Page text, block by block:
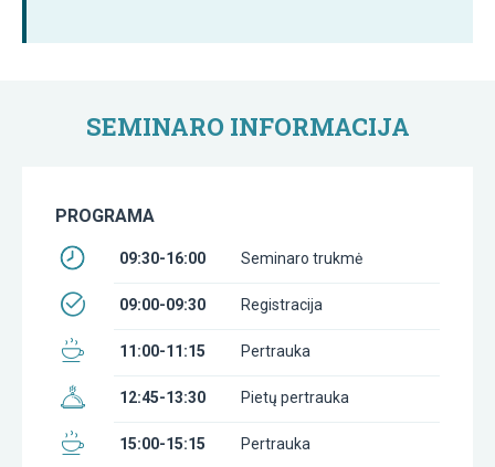
SEMINARO INFORMACIJA
PROGRAMA
09:30-16:00 Seminaro trukmė
09:00-09:30 Registracija
11:00-11:15 Pertrauka
12:45-13:30 Pietų pertrauka
15:00-15:15 Pertrauka